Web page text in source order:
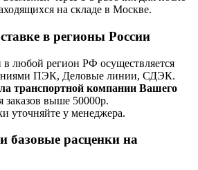
на складе в Москве.
в регионы России
в любой регион РФ осуществляется
ПЭК, Деловые линии, СДЭК.
транспортной компании Вашего
заказов выше 50000р.
уточняйте у менеджера.
базовые расценки на